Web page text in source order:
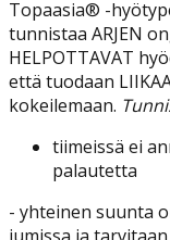
Topaasia® -
tunnistaa ARJEN
HELPOTTAVAT
että tuodaan
kokeilemaan.
tiimeissä ei
palautetta
- yhteinen suunta